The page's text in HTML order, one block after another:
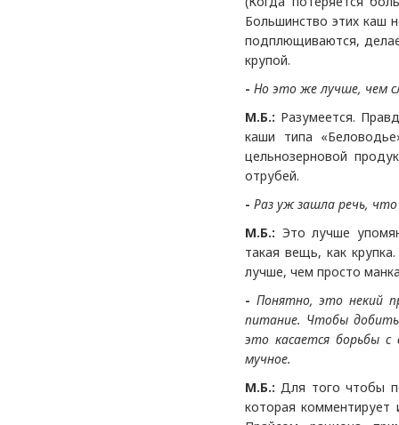
Большинство этих каш
подплющиваются,
крупой.
- Но это же лучше, чем
М.Б.: Разумеется.
каши типа
цельнозерновой
отрубей.
- Раз уж зашла речь,
М.Б.: Это лучше
такая вещь, как
лучше, чем просто
- Понятно, это некий
питание. Чтобы
это касается борьбы
мучное.
М.Б.: Для того чтобы
которая